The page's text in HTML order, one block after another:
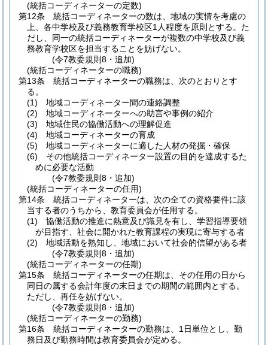
(統括コーディネーターの定数)
第12条
統括コーディネーターの数は、地域の実情を考慮の
上、各中学校及び義務教育学校区1人程度を原則とする。 た
だし、同一の統括コーディネーターが複数の中学校及び義
務教育学校区を担当することを妨げない。
(令7教委規則8・追加)
(統括コーディネーターの職務)
第13条
統括コーディネーターの職務は、次のとおりとす
る。
(1)
地域コーディネーター間の連絡調整
(2)
地域コーディネーターへの助言や事例の紹介
(3)
地域住民の協働活動への理解促進
(4)
地域コーディネーターの育成
(5)
地域コーディネーターに適した人材の発掘・確保
(6)
その他統括コーディネーター設置の目的を達成するた
めに必要な活動
(令7教委規則8・追加)
(統括コーディネーターの任用)
第14条
統括コーディネーターは、次の全ての資格要件に該
当する者のうちから、教育委員会が任用する。
(1)
協働活動の推進に熱意及び識見を有し、学習指導要領
が目指す、社会に開かれた教育課程の実現に寄与する者
(2)
地域活動を熟知し、地域において社会的信望がある者
(令7教委規則8・追加)
(統括コーディネーターの任期)
第15条
統括コーディネーターの任期は、その任用の日から
同日の属する会計年度の末日までの期間の範囲内とする。
ただし、再任を妨げない。
(令7教委規則8・追加)
(統括コーディネーターの勤務)
第16条
統括コーディネーターの勤務は、1日単位とし、勤
務日及び勤務時間は教育委員会が定める。